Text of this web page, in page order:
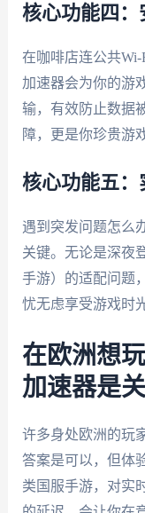
核心功能四：
在咖啡店连公共
加速器会为你的游
输，有效防止数据
障，更是你珍贵游
核心功能五：
遇到突发问题怎么
关键。无论是深夜
手游）的适配问题
忧无虑享受游戏时光
在欧洲想
加速器是
许多身处欧洲的玩
答案是可以，但体
类国服手游，对实